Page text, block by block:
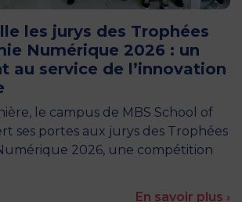
les jurys des Trophées
Numérique 2026 : un
au service de l’innovation
le campus de MBS School of
ses portes aux jurys des Trophées
2026, une compétition
En savoir plus ›